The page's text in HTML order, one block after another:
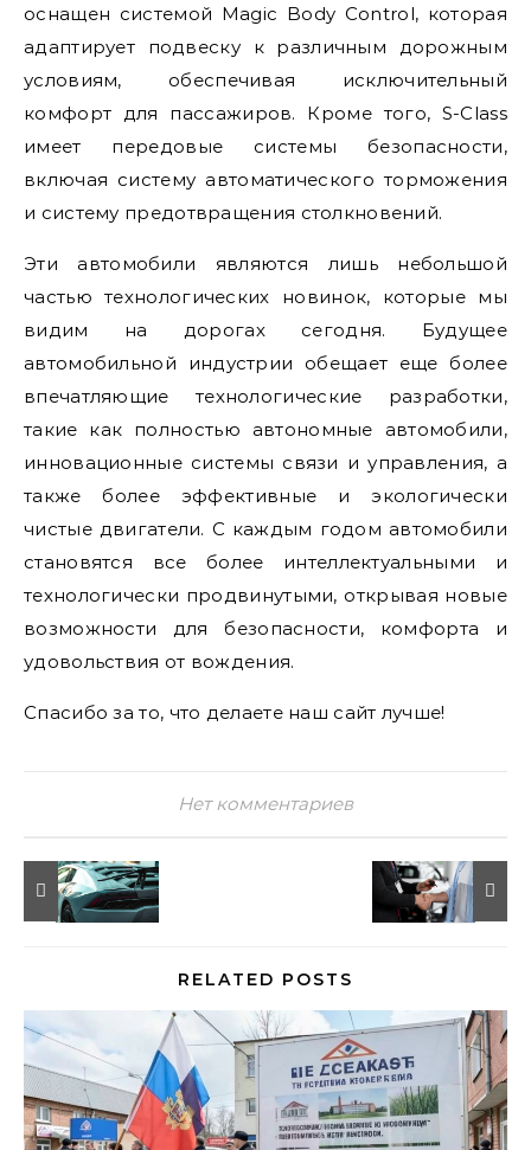
оснащен системой Magic Body Control, которая
адаптирует подвеску к различным дорожным
условиям, обеспечивая исключительный
комфорт для пассажиров. Кроме того, S-Class
имеет передовые системы безопасности,
включая систему автоматического торможения
и систему предотвращения столкновений.
Эти автомобили являются лишь небольшой
частью технологических новинок, которые мы
видим на дорогах сегодня. Будущее
автомобильной индустрии обещает еще более
впечатляющие технологические разработки,
такие как полностью автономные автомобили,
инновационные системы связи и управления, а
также более эффективные и экологически
чистые двигатели. С каждым годом автомобили
становятся все более интеллектуальными и
технологически продвинутыми, открывая новые
возможности для безопасности, комфорта и
удовольствия от вождения.
Спасибо за то, что делаете наш сайт лучше!
Нет комментариев
RELATED POSTS